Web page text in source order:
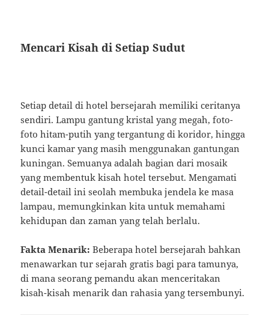
Mencari Kisah di Setiap Sudut
Setiap detail di hotel bersejarah memiliki ceritanya
sendiri. Lampu gantung kristal yang megah, foto-
foto hitam-putih yang tergantung di koridor, hingga
kunci kamar yang masih menggunakan gantungan
kuningan. Semuanya adalah bagian dari mosaik
yang membentuk kisah hotel tersebut. Mengamati
detail-detail ini seolah membuka jendela ke masa
lampau, memungkinkan kita untuk memahami
kehidupan dan zaman yang telah berlalu.
Fakta Menarik: Beberapa hotel bersejarah bahkan
menawarkan tur sejarah gratis bagi para tamunya,
di mana seorang pemandu akan menceritakan
kisah-kisah menarik dan rahasia yang tersembunyi.